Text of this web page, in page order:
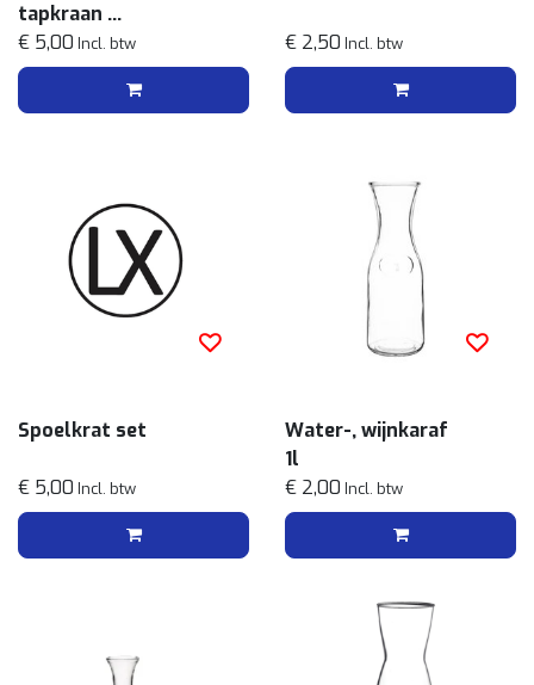
tapkraan
3l
€ 5,00 Incl. btw € 2,50 Incl. btw
Spoelkrat set
€ 5,00 Incl. btw
Water-, wijnkaraf
1l
€ 2,00 Incl. btw